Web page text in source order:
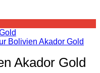
Akador Gold